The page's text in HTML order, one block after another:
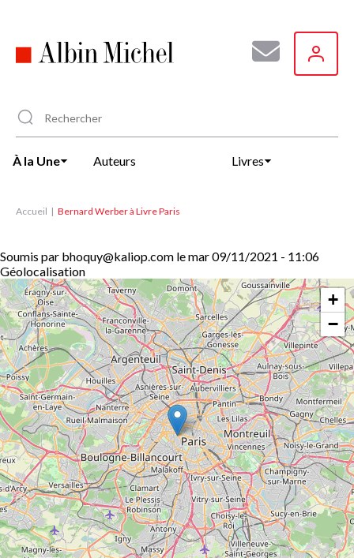
principal
À la Une Auteurs Livres
Accueil Bernard Werber à Livre Paris
Soumis par bhoquy@kaliop.com lemar 09/11/2021 - 11:06
Géolocalisation
+
−